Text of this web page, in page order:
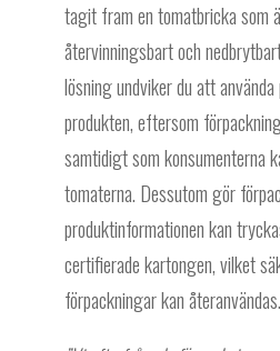
tagit fram en tomatbricka som
återvinningsbart och
lösning undviker du att
produkten, eftersom
samtidigt som konsumenterna
tomaterna. Dessutom gör
produktinformationen kan
certifierade kartongen, vilket
förpackningar kan återanvändas.